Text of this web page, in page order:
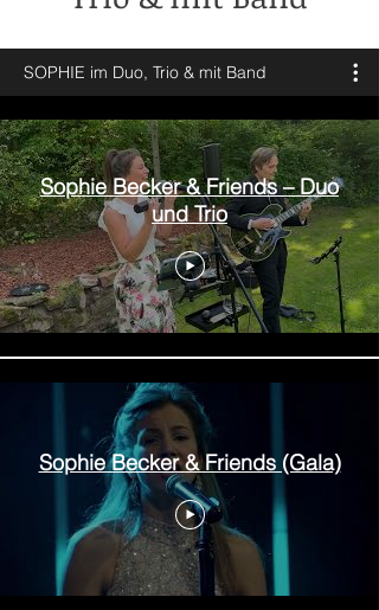
SOPHIE im Duo, Trio & mit Band
Sophie Becker & Friends – Duo
und Trio
Sophie Becker & Friends (Gala)